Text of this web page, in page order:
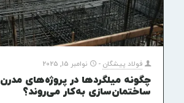
فولاد پیشگان - نوامبر 15, 2025
چگونه میلگردها در پروژه‌های مدرن
ساختمان‌سازی به‌کار می‌روند؟